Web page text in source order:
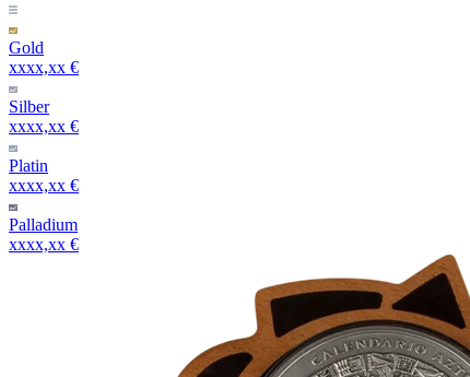
Gold
xxxx,xx €
Silber
xxxx,xx €
Platin
xxxx,xx €
Palladium
xxxx,xx €